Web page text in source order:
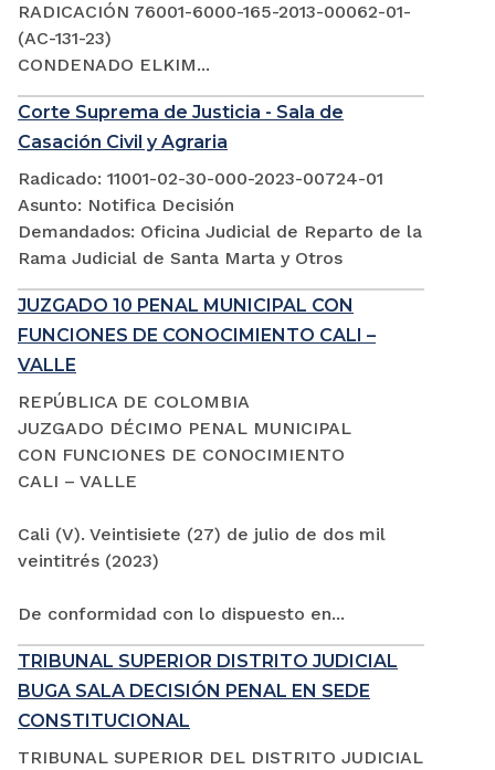
RADICACIÓN 76001-6000-165-2013-00062-01-
(AC-131-23)
CONDENADO ELKIM...
Corte Suprema de Justicia - Sala de
Casación Civil y Agraria
Radicado: 11001-02-30-000-2023-00724-01
Asunto: Notifica Decisión
Demandados: Oficina Judicial de Reparto de la
Rama Judicial de Santa Marta y Otros
JUZGADO 10 PENAL MUNICIPAL CON
FUNCIONES DE CONOCIMIENTO CALI –
VALLE
REPÚBLICA DE COLOMBIA
JUZGADO DÉCIMO PENAL MUNICIPAL
CON FUNCIONES DE CONOCIMIENTO
CALI – VALLE
Cali (V). Veintisiete (27) de julio de dos mil
veintitrés (2023)
De conformidad con lo dispuesto en...
TRIBUNAL SUPERIOR DISTRITO JUDICIAL
BUGA SALA DECISIÓN PENAL EN SEDE
CONSTITUCIONAL
TRIBUNAL SUPERIOR DEL DISTRITO JUDICIAL